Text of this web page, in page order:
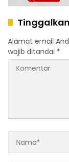
Alamat email
wajib ditandai *